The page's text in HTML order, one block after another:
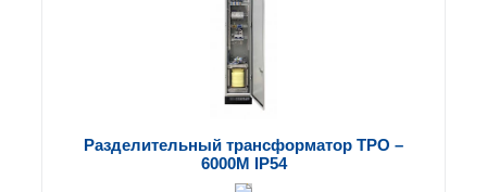
Разделительный трансформатор ТРО –
6000М IP54